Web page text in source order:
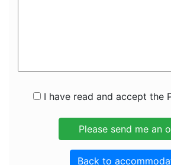
I have read and accept the
Back to